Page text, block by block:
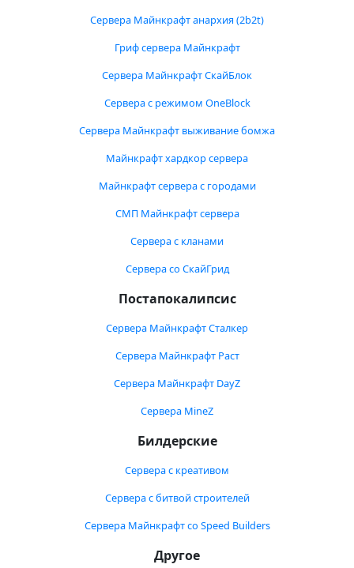
Сервера Майнкрафт анархия (2b2t)
Гриф сервера Майнкрафт
Сервера Майнкрафт СкайБлок
Сервера с режимом OneBlock
Сервера Майнкрафт выживание бомжа
Майнкрафт хардкор сервера
Майнкрафт сервера с городами
СМП Майнкрафт сервера
Сервера с кланами
Сервера со СкайГрид
Постапокалипсис
Сервера Майнкрафт Сталкер
Сервера Майнкрафт Раст
Сервера Майнкрафт DayZ
Сервера MineZ
Билдерские
Сервера с креативом
Сервера с битвой строителей
Сервера Майнкрафт со Speed Builders
Другое